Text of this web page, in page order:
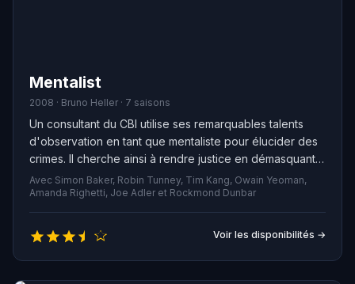
Mentalist
2008 · Bruno Heller · 7 saisons
Un consultant du CBI utilise ses remarquables talents
d'observation en tant que mentaliste pour élucider des
crimes. Il cherche ainsi à rendre justice en démasquant
le meurtrier mystérieux responsable du meurtre de sa
femme et de sa fille.
Avec Simon Baker, Robin Tunney, Tim Kang, Owain Yeoman,
Amanda Righetti, Joe Adler et Rockmond Dunbar
Voir les disponibilités →